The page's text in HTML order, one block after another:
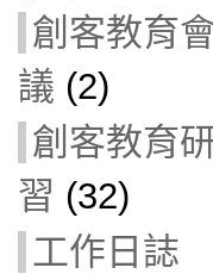
創客教育
議 (2)
創客教育
習 (32)
工作日誌